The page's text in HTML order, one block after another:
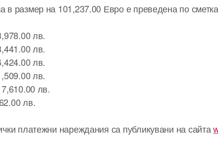
в размер на 101,237.00 Евро е преведена по
лв.
лв.
лв.
лв.
лв.
лв.
платежни нареждания са публикувани на сайта